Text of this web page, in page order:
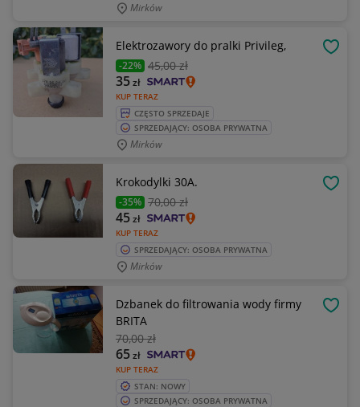
Mirków
Elektrozawory do pralki Privileg,
-22% 45,00 zł
KUP TERAZ
35zł
CZĘSTO SPRZEDAJE
SPRZEDAJĄCY: OSOBA PRYWATNA
Mirków
Krokodylki 30A.
-35% 70,00 zł
KUP TERAZ
45zł
SPRZEDAJĄCY: OSOBA PRYWATNA
Mirków
Dzbanek do filtrowania wody firmy
BRITA
70,00 zł
KUP TERAZ
65zł
STAN: NOWY
SPRZEDAJĄCY: OSOBA PRYWATNA